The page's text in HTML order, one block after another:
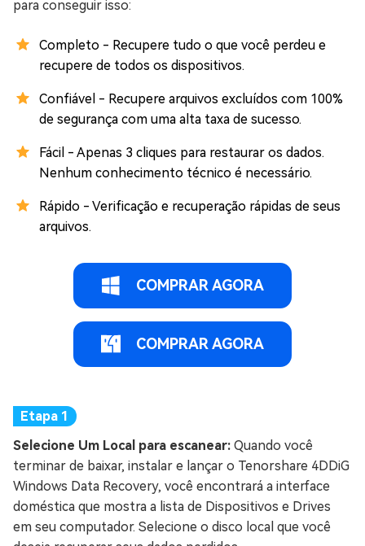
para conseguir isso:
Completo - Recupere tudo o que você perdeu e
recupere de todos os dispositivos.
Confiável - Recupere arquivos excluídos com 100%
de segurança com uma alta taxa de sucesso.
Fácil - Apenas 3 cliques para restaurar os dados.
Nenhum conhecimento técnico é necessário.
Rápido - Verificação e recuperação rápidas de seus
arquivos.
COMPRAR AGORA
COMPRAR AGORA
Selecione Um Local para escanear: Quando você
terminar de baixar, instalar e lançar o Tenorshare 4DDiG
Windows Data Recovery, você encontrará a interface
doméstica que mostra a lista de Dispositivos e Drives
em seu computador. Selecione o disco local que você